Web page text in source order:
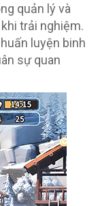
quản lý và
trải nghiệm.
luyện binh
sự quan